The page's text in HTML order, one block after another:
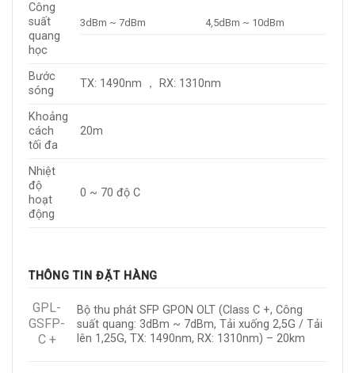
Công
suất
quang
học
3dBm ~ 7dBm 4,5dBm ~ 10dBm
Bước
sóng
TX: 1490nm ， RX: 1310nm
Khoảng
cách
tối đa
20m
Nhiệt
độ
hoạt
động
0 ~ 70 độ C
THÔNG TIN ĐẶT HÀNG
GPL-
GSFP-
C +
Bộ thu phát SFP GPON OLT (Class C +, Công
suất quang: 3dBm ~ 7dBm, Tải xuống 2,5G / Tải
lên 1,25G, TX: 1490nm, RX: 1310nm) – 20km